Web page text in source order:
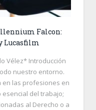
Falcon:
Lucasfilm
Vélez* Introducción
nuestro entorno.
en las profesiones en
del trabajo;
al Derecho o a